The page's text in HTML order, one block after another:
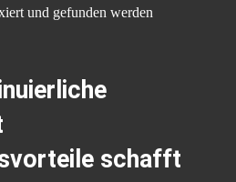
und gefunden werden
schafft